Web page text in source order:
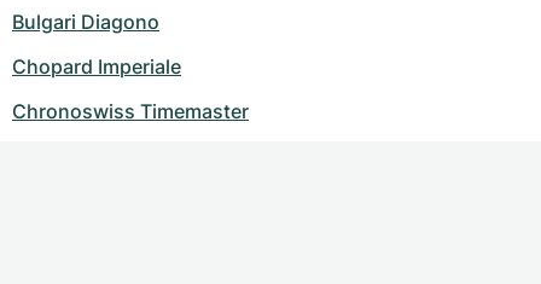
Bulgari Diagono
Chopard Imperiale
Chronoswiss Timemaster